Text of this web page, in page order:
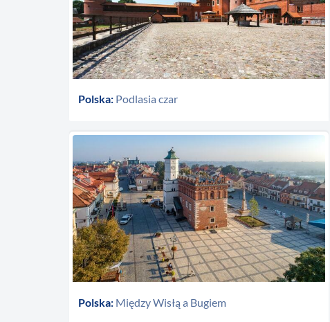
Polska:Podlasia czar
Polska:Między Wisłą a Bugiem